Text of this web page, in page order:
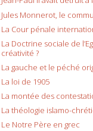
Jules Monnerot, le
La Cour pénale
La Doctrine sociale de
créativité ?
La gauche et le péché
La loi de 1905
La montée des
La théologie islamo-
Le Notre Père en grec